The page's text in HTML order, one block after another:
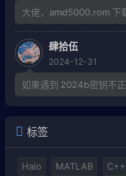
大佬，amd5000.rom 下
肆拾伍
2024-12-31
如果遇到 2024b密钥不
标签
Halo MATLAB C++